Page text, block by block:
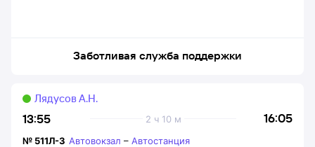
Заботливая служба поддержки
13:55 16:05
2 ч 10 м
Лядусов А.Н.
№ 511Л-3 Автовокзал – Автостанция